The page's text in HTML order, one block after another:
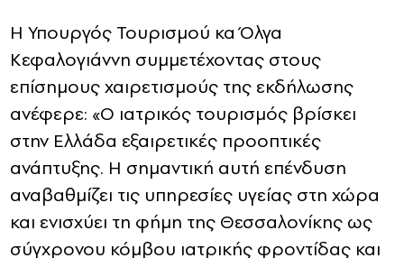
Η Υπουργός Τουρισμού κα Όλγα
Κεφαλογιάννη συμμετέχοντας στους
επίσημους χαιρετισμούς της εκδήλωσης
ανέφερε: «Ο ιατρικός τουρισμός βρίσκει
στην Ελλάδα εξαιρετικές προοπτικές
ανάπτυξης. Η σημαντική αυτή επένδυση
αναβαθμίζει τις υπηρεσίες υγείας στη χώρα
και ενισχύει τη φήμη της Θεσσαλονίκης ως
σύγχρονου κόμβου ιατρικής φροντίδας και